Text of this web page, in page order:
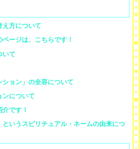
え方について
ージは、こちらです！
いて
ョン」の全容について
ンについて
です！
というスピリチュアル・ネームの由来につ